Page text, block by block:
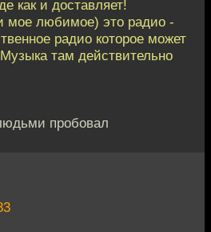
как и доставляет!
мое любимое) это радио -
радио которое может
там действительно
пробовал